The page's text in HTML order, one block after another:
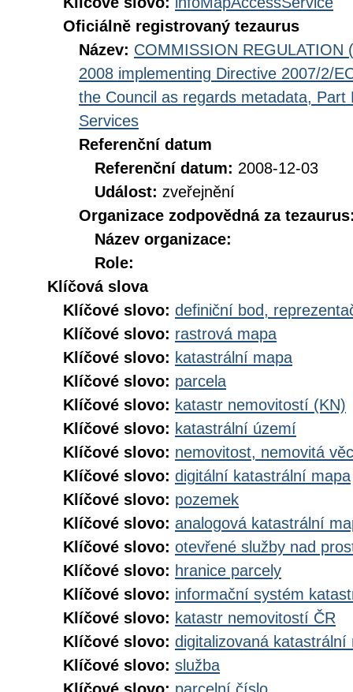
Oficiálně registrovaný tezaurus
Název: COMMISSION REGULATION
2008 implementing Directive 2007/2/
the Council as regards metadata,
Services
Referenční datum
Referenční datum: 2008-12-03
Událost: zveřejnění
Organizace zodpovědná za
Název organizace:
Role:
Klíčová slova
Klíčové slovo: definiční bod,
Klíčové slovo: rastrová mapa
Klíčové slovo: katastrální mapa
Klíčové slovo: parcela
Klíčové slovo: katastr nemovitostí (KN)
Klíčové slovo: katastrální území
Klíčové slovo: nemovitost, nemovitá věc
Klíčové slovo: digitální katastrální mapa
Klíčové slovo: pozemek
Klíčové slovo: analogová katastrální
Klíčové slovo: otevřené služby nad
Klíčové slovo: hranice parcely
Klíčové slovo: informační systém
Klíčové slovo: katastr nemovitostí ČR
Klíčové slovo: digitalizovaná katastrální
Klíčové slovo: služba